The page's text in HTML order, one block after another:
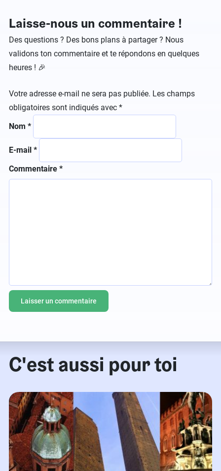
Laisse-nous un commentaire !
Des questions ? Des bons plans à partager ? Nous
validons ton commentaire et te répondons en quelques
heures ! 🎉
Votre adresse e-mail ne sera pas publiée. Les champs
obligatoires sont indiqués avec *
Commentaire *
Nom *
E-mail *
C'est aussi pour toi